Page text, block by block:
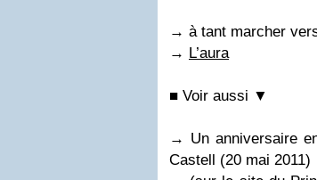
→ à tant marcher
→ L’aura
■ Voir aussi ▼
→ Un anniversaire
Castell (20 mai 2011)